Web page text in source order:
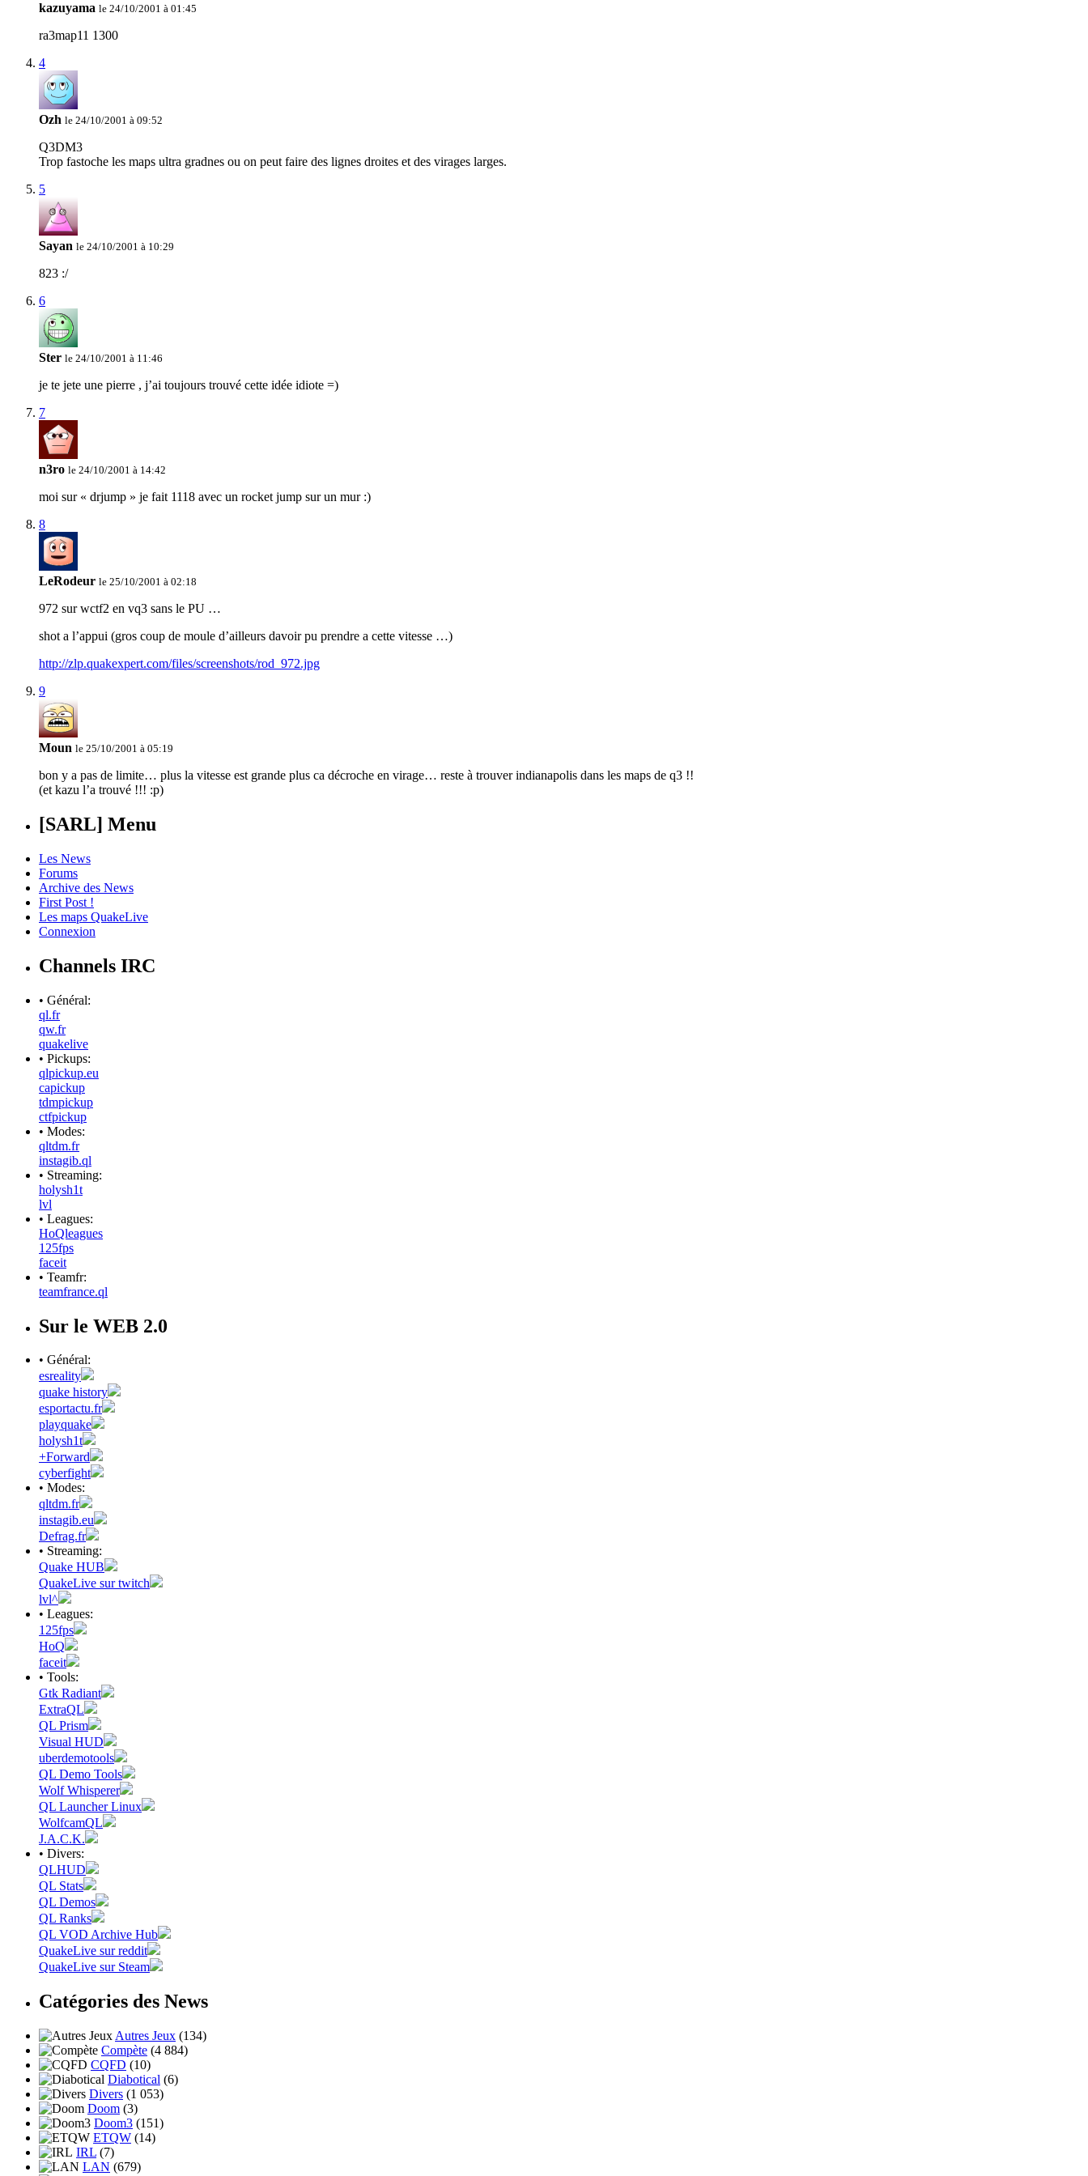
kazuyama le 24/10/2001 à 01:45
ra3map11 1300
4
Ozh le 24/10/2001 à 09:52
Q3DM3
Trop fastoche les maps ultra gradnes ou on peut faire des lignes droites et des virages larges.
5
Sayan le 24/10/2001 à 10:29
823 :/
6
Ster le 24/10/2001 à 11:46
je te jete une pierre , j’ai toujours trouvé cette idée idiote =)
7
n3ro le 24/10/2001 à 14:42
moi sur « drjump » je fait 1118 avec un rocket jump sur un mur :)
8
LeRodeur le 25/10/2001 à 02:18
972 sur wctf2 en vq3 sans le PU …
shot a l’appui (gros coup de moule d’ailleurs davoir pu prendre a cette vitesse …)
http://zlp.quakexpert.com/files/screenshots/rod_972.jpg
9
Moun le 25/10/2001 à 05:19
bon y a pas de limite… plus la vitesse est grande plus ca décroche en virage… reste à trouver indianapolis dans les maps de q3 !!
(et kazu l’a trouvé !!! :p)
[SARL] Menu
Les News
Forums
Archive des News
First Post !
Les maps QuakeLive
Connexion
Channels IRC
• Général:
ql.fr
qw.fr
quakelive
• Pickups:
qlpickup.eu
capickup
tdmpickup
ctfpickup
• Modes:
qltdm.fr
instagib.ql
• Streaming:
holysh1t
lvl
• Leagues:
HoQleagues
125fps
faceit
• Teamfr:
teamfrance.ql
Sur le WEB 2.0
• Général:
esreality
quake history
esportactu.fr
playquake
holysh1t
+Forward
cyberfight
• Modes:
qltdm.fr
instagib.eu
Defrag.fr
• Streaming:
Quake HUB
QuakeLive sur twitch
lvl^
• Leagues:
125fps
HoQ
faceit
• Tools:
Gtk Radiant
ExtraQL
QL Prism
Visual HUD
uberdemotools
QL Demo Tools
Wolf Whisperer
QL Launcher Linux
WolfcamQL
J.A.C.K.
• Divers:
QLHUD
QL Stats
QL Demos
QL Ranks
QL VOD Archive Hub
QuakeLive sur reddit
QuakeLive sur Steam
Catégories des News
Autres Jeux (134)
Compète (4 884)
CQFD (10)
Diabotical (6)
Divers (1 053)
Doom (3)
Doom3 (151)
ETQW (14)
IRL (7)
LAN (679)